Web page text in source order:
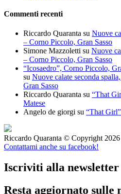
Commenti recenti
Riccardo Quaranta su Nuove
– Corno Piccolo, Gran Sasso
Simone Mazzoletti su Nuove
– Corno Piccolo, Gran Sasso
“Icosaedro”, Corno Piccolo,
su Nuove calate seconda
Gran Sasso
Riccardo Quaranta su “That
Matese
Angelo de giorgi su “That
Riccardo Quaranta © Copyright
Contattami anche su facebook!
Iscriviti alla newsletter
Resta aggiornato sulle